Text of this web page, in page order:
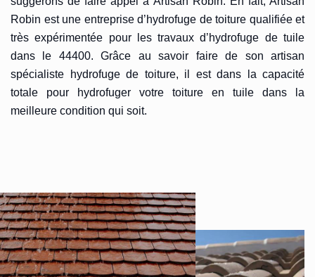
Robin est une entreprise d’hydrofuge de toiture qualifiée et
très expérimentée pour les travaux d’hydrofuge de tuile
dans le 44400. Grâce au savoir faire de son artisan
spécialiste hydrofuge de toiture, il est dans la capacité
totale pour hydrofuger votre toiture en tuile dans la
meilleure condition qui soit.